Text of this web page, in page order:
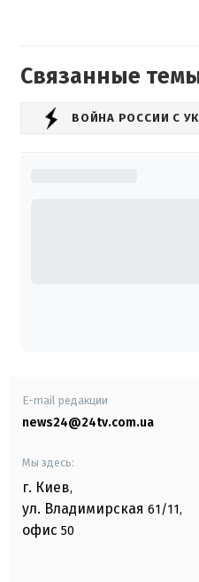
Связанные
ВОЙНА РОССИИ С
E-mail редакции
news24@24tv.com.ua
Мы здесь:
г. Киев,
ул. Владимирская 61/11,
офис 50